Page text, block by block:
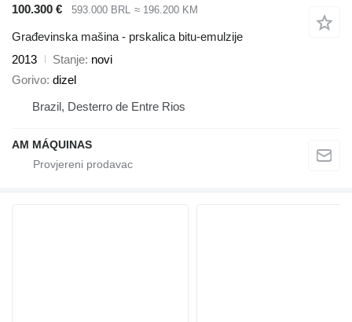
100.300 €
593.000 BRL ≈ 196.200 KM
Građevinska mašina - prskalica bitu-emulzije
2013
Stanje novi
Gorivo dizel
Brazil, Desterro de Entre Rios
AM MÁQUINAS